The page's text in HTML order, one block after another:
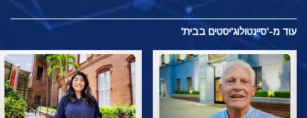
עוד מ-'סיינטולוג'יסטים בבית'